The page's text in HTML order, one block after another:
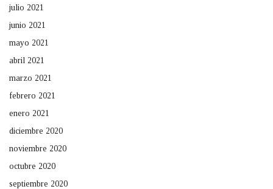
julio 2021
junio 2021
mayo 2021
abril 2021
marzo 2021
febrero 2021
enero 2021
diciembre 2020
noviembre 2020
octubre 2020
septiembre 2020